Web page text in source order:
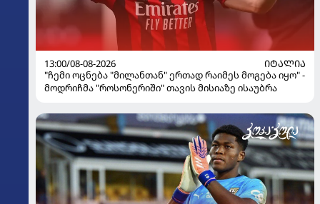
13:00/08-08-2026
ᲘᲢᲐᲚᲘᲐ
"ჩემი ოცნება "მილანთან" ერთად რაიმეს მოგება იყო" -
მოდრიჩმა "როსონერიში" თავის მისიაზე ისაუბრა